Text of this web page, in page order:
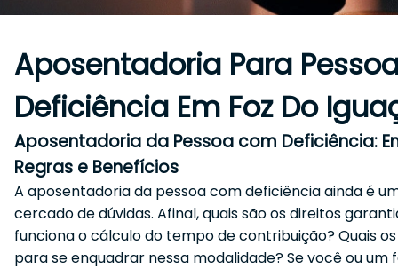
Aposentadoria Para
Deficiência Em Foz Do
Aposentadoria da Pessoa com Deficiência:
Regras e Benefícios
A aposentadoria da pessoa com deficiência ainda é
cercado de dúvidas. Afinal, quais são os direitos
funciona o cálculo do tempo de contribuição? Quais
para se enquadrar nessa modalidade? Se você ou um